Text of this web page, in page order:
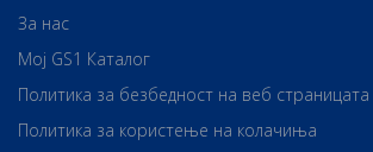
За нас
Мој GS1 Каталог
Политика за безбедност на веб страницата
Политика за користење на колачиња